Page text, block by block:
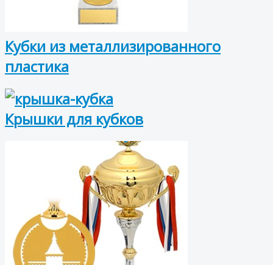
Кубки из металлизированного
пластика
Крышки для кубков